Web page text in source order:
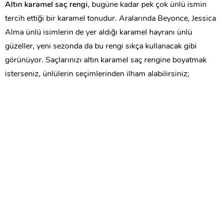
Altın karamel saç rengi, bugüne kadar pek çok ünlü ismin
tercih ettiği bir karamel tonudur. Aralarında Beyonce, Jessica
Alma ünlü isimlerin de yer aldığı karamel hayranı ünlü
güzeller, yeni sezonda da bu rengi sıkça kullanacak gibi
görünüyor. Saçlarınızı altın karamel saç rengine boyatmak
isterseniz, ünlülerin seçimlerinden ilham alabilirsiniz;